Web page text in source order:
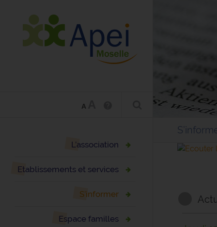
A
L’association
Etablissements et services
S’informer
Espace familles